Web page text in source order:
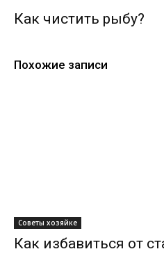
Как чистить рыбу?
Похожие записи
Советы хозяйке
Как избавиться от